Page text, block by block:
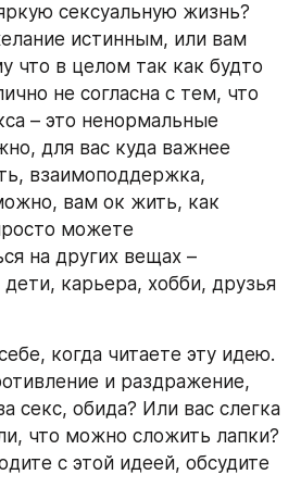
сексуальную жизнь?
истинным, или вам
что в целом так как будто
не согласна с тем, что
– это ненормальные
для вас куда важнее
взаимоподдержка,
вам ок жить, как
можете
на других вещах –
карьера, хобби, друзья
когда читаете эту идею.
и раздражение,
секс, обида? Или вас слегка
что можно сложить лапки?
с этой идеей, обсудите